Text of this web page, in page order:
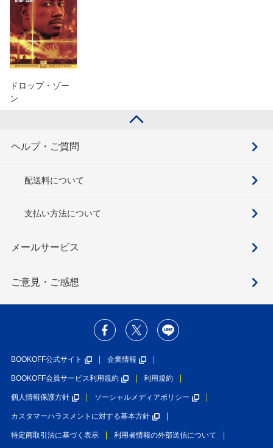
ドロップ・ゾー
ン
ヘルプ・ご質問
配送料について
支払い方法について
メールサービス
ご意見・ご感想
BOOKOFF公式サイト 企業情報
BOOKOFF会員サービス利用規約 利用規約
個人情報保護方針 ソーシャルメディアポリシー
カスタマーハラスメントに対する基本方針
特定商取引法に基づく表示 利用者情報の外部送信について